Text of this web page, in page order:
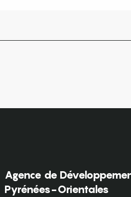
Agence de
Pyrénées-Orientales